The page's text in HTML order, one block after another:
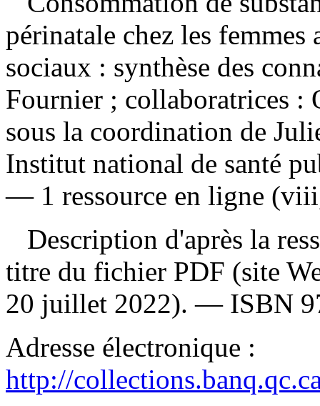
périnatale chez les
sociaux : synthèse des
Fournier ; collaboratrices :
sous la coordination de
Institut national de santé
— 1 ressource en ligne
Description d'après la
titre du fichier PDF (site
20 juillet 2022). — ISBN
Adresse électronique :
http://